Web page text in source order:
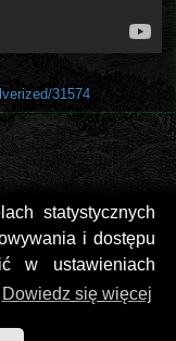
statystycznych
i dostępu
w ustawieniach
Dowiedz się więcej
31574